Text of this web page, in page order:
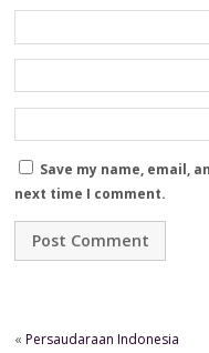
Save my name, email,
next time I comment.
«Persaudaraan Indonesia